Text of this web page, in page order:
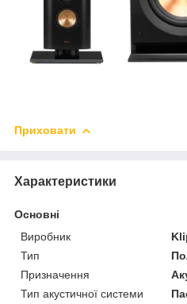
Приховати
Характеристики
Основні
Виробник
Тип
Призначення
Тип акустичної системи